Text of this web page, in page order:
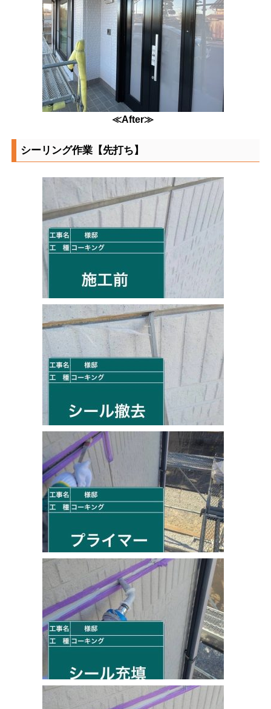
≪After≫
シーリング作業【先打ち】